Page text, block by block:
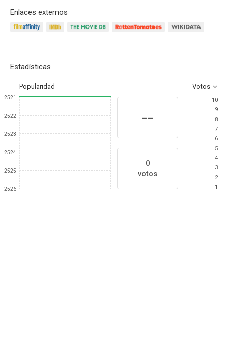
Enlaces externos
Estadísticas
Popularidad Votos
2521
2522
2523
2524
2525
2526
--
0
votos
10
9
8
7
6
5
4
3
2
1